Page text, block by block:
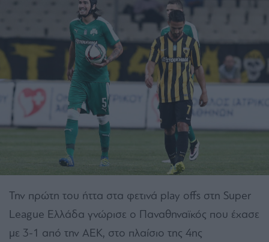
Την πρώτη του ήττα στα φετινά play offs στη Super
League Ελλάδα γνώρισε ο Παναθηναϊκός που έχασε
με 3-1 από την ΑΕΚ, στο πλαίσιο της 4ης